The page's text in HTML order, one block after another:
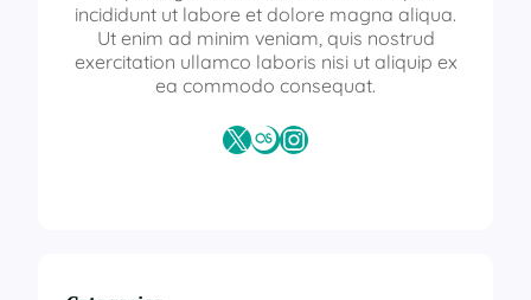
incididunt ut labore et dolore magna aliqua.
Ut enim ad minim veniam, quis nostrud
exercitation ullamco laboris nisi ut aliquip ex
ea commodo consequat.
X Last.fmInstagram